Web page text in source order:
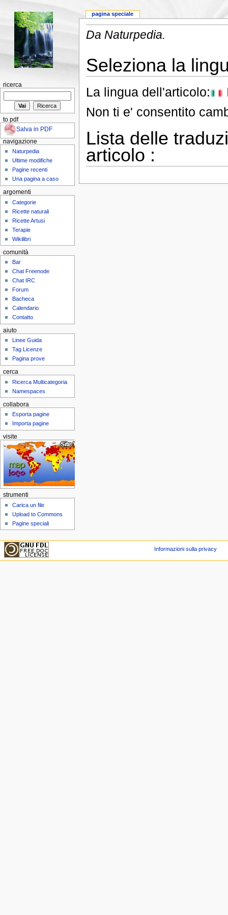
Da Naturpedia.
Seleziona la
La lingua dell'articolo:
Non ti e' consentito
Lista delle
articolo :
pagina speciale
ricerca
to pdf
Salva in PDF
navigazione
Naturpedia
Ultime modifiche
Pagine recenti
Una pagina a caso
argomenti
Categorie
Ricette naturali
Ricette Artusi
Terapie
Wikilibri
comunità
Bar
Chat Freenode
Chat IRC
Forum
Bacheca
Calendario
Contatto
aiuto
Linee Guida
Tag Licenze
Pagina prove
cerca
Ricerca Multicategoria
Namespaces
collabora
Esporta pagine
Importa pagine
visite
strumenti
Carica un file
Upload to Commons
Pagine speciali
Informazioni sulla privacy